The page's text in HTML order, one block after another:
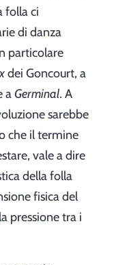
folla ci
di danza
particolare
dei Goncourt, a
aGerminal. A
sarebbe
che il termine
vale a dire
della folla
fisica del
pressione tra i